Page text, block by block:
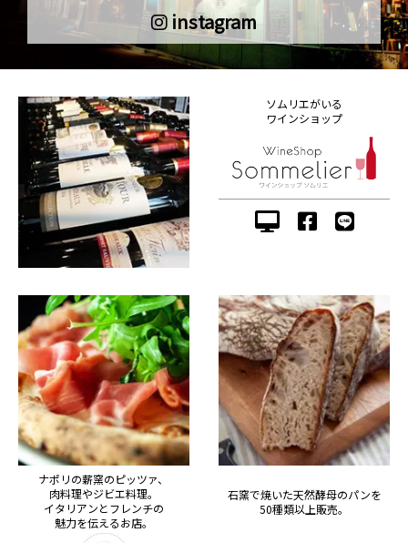
instagram
ソムリエがいる
ワインショップ
ナポリの薪窯のピッツァ、
肉料理やジビエ料理。
イタリアンとフレンチの
魅力を伝えるお店。
石窯で焼いた天然酵母のパンを
50種類以上販売。